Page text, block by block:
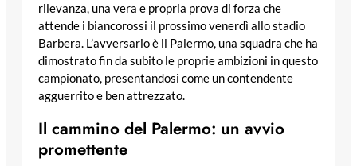
rilevanza, una vera e propria prova di forza che
attende i biancorossi il prossimo venerdì allo stadio
Barbera. L’avversario è il Palermo, una squadra che ha
dimostrato fin da subito le proprie ambizioni in questo
campionato, presentandosi come un contendente
agguerrito e ben attrezzato.
Il cammino del Palermo: un avvio
promettente